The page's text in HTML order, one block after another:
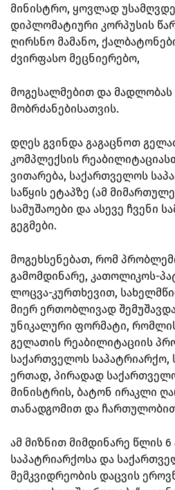
მინისტრო, ყოვლად
დიპლომატიური კორპუსის
ღირსნო მამანო,
ძვირფასო მეცნიერებო,
მოგესალმებით და
მობრძანებისათვის.
დღეს გვინდა გაგაცნოთ
კომპლექსის
ვითარება, საქართველოს
საწყის ეტაპზე (ამ
სამუშაოები და ასევე ჩვენი
გეგმები.
მოგეხსენებათ, რომ
გამომდინარე, კათოლიკოს-
ლოცვა-კურთხევით,
მიერ ერთობლივად
უნიკალური ფორმატი,
გელათის რეაბილიტაციის
საქართველოს საპატრიარქო,
ერთად, პირადად
მინისტრის, ბატონ ირაკლი
თანადგომით და
ამ მიზნით მიმდინარე წლის
საპატრიარქოსა და
მემკვიდრეობის დაცვის